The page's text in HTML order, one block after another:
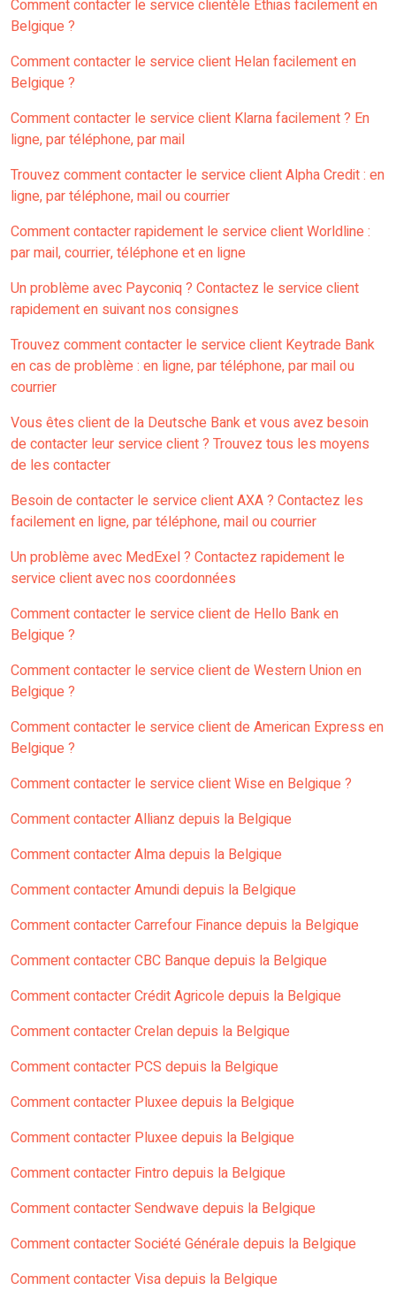
Comment contacter le service clientèle Ethias facilement en
Belgique ?
Comment contacter le service client Helan facilement en
Belgique ?
Comment contacter le service client Klarna facilement ? En
ligne, par téléphone, par mail
Trouvez comment contacter le service client Alpha Credit : en
ligne, par téléphone, mail ou courrier
Comment contacter rapidement le service client Worldline :
par mail, courrier, téléphone et en ligne
Un problème avec Payconiq ? Contactez le service client
rapidement en suivant nos consignes
Trouvez comment contacter le service client Keytrade Bank
en cas de problème : en ligne, par téléphone, par mail ou
courrier
Vous êtes client de la Deutsche Bank et vous avez besoin
de contacter leur service client ? Trouvez tous les moyens
de les contacter
Besoin de contacter le service client AXA ? Contactez les
facilement en ligne, par téléphone, mail ou courrier
Un problème avec MedExel ? Contactez rapidement le
service client avec nos coordonnées
Comment contacter le service client de Hello Bank en
Belgique ?
Comment contacter le service client de Western Union en
Belgique ?
Comment contacter le service client de American Express en
Belgique ?
Comment contacter le service client Wise en Belgique ?
Comment contacter Allianz depuis la Belgique
Comment contacter Alma depuis la Belgique
Comment contacter Amundi depuis la Belgique
Comment contacter Carrefour Finance depuis la Belgique
Comment contacter CBC Banque depuis la Belgique
Comment contacter Crédit Agricole depuis la Belgique
Comment contacter Crelan depuis la Belgique
Comment contacter PCS depuis la Belgique
Comment contacter Pluxee depuis la Belgique
Comment contacter Pluxee depuis la Belgique
Comment contacter Fintro depuis la Belgique
Comment contacter Sendwave depuis la Belgique
Comment contacter Société Générale depuis la Belgique
Comment contacter Visa depuis la Belgique